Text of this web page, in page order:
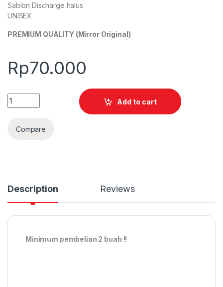
Sablon Discharge halus
UNISEX
PREMIUM QUALITY (Mirror Original)
Rp70.000
Quantity
Add to cart
Compare
Description Reviews
Minimum pembelian 2 buah !!